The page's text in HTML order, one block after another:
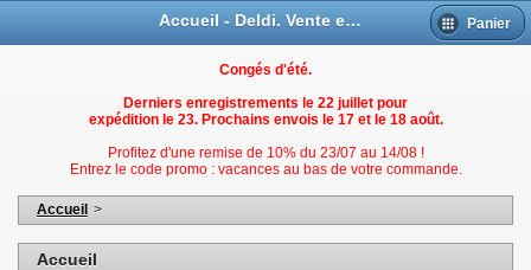
Accueil - Deldi. Vente en ligne de fixations pour menuiseries Panier
Congés d'été.
Derniers enregistrements le 22 juillet pour
expédition le 23. Prochains envois le 17 et le 18 août.
Profitez d'une remise de 10% du 23/07 au 14/08 !
Entrez le code promo : vacances au bas de votre commande.
Accueil >
Accueil